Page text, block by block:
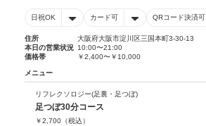
日祝OK カード可 QRコード決済可
住所
大阪府大阪市淀川区三国本町3-30-13
本日の営業状況 10:00〜21:00
価格帯
￥2,400〜￥10,000
メニュー
リフレクソロジー(足裏・足つぼ)
足つぼ30分コース
￥2,700 （税込）